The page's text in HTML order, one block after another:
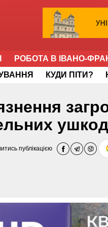
РОБОТА В ІВАНО-
КУДИ ПІТИ?
публікацією